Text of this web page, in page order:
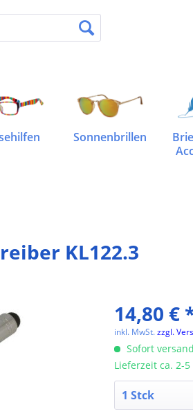
Sonnenbrillen
KL122.3
14,80 €
inkl. MwSt.zzgl.
Sofort
Lieferzeit ca. 2-